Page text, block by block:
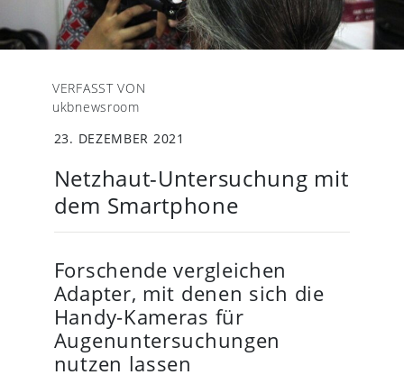
VERFASST VON
ukbnewsroom
23. DEZEMBER 2021
Netzhaut-Untersuchung mit
dem Smartphone
Forschende vergleichen
Adapter, mit denen sich die
Handy-Kameras für
Augenuntersuchungen
nutzen lassen